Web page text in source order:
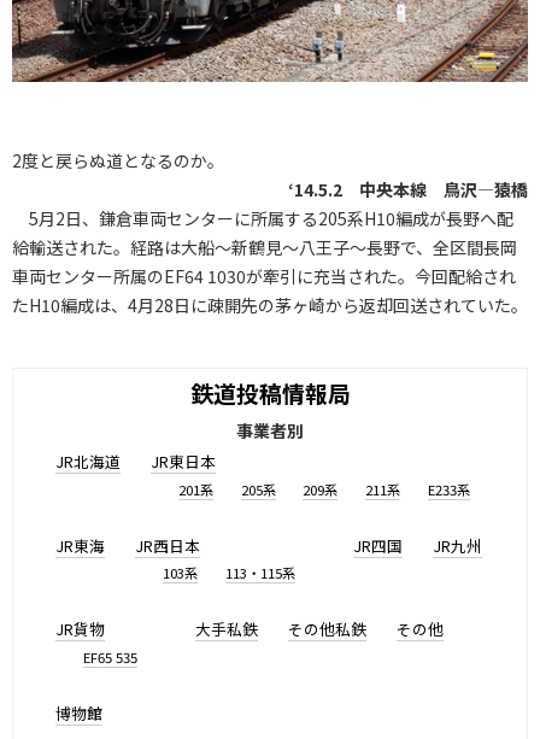
2度と戻らぬ道となるのか。
‘14.5.2 中央本線 鳥沢―猿橋
5月2日、鎌倉車両センターに所属する205系H10編成が長野へ配
給輸送された。経路は大船～新鶴見～八王子～長野で、全区間長岡
車両センター所属のEF64 1030が牽引に充当された。今回配給され
たH10編成は、4月28日に疎開先の茅ヶ崎から返却回送されていた。
鉄道投稿情報局
事業者別
JR北海道 JR東日本
201系 205系 209系 211系 E233系
JR東海 JR西日本
103系 113・115系
JR四国 JR九州
JR貨物
EF65 535
大手私鉄 その他私鉄 その他
博物館